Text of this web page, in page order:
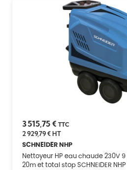
3 515,75 € TTC
2 929,79 €HT
SCHNEIDER NHP
Nettoyeur HP eau chaude 230V
20m et total stop SCHNEIDER